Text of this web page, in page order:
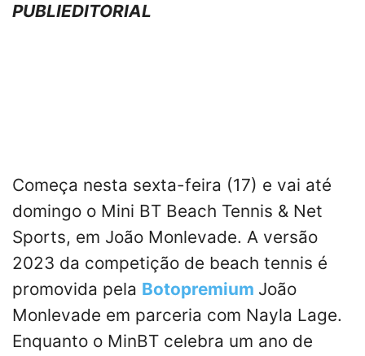
PUBLIEDITORIAL
Começa nesta sexta-feira (17) e vai até
domingo o Mini BT Beach Tennis & Net
Sports, em João Monlevade. A versão
2023 da competição de beach tennis é
promovida pela Botopremium João
Monlevade em parceria com Nayla Lage.
Enquanto o MinBT celebra um ano de